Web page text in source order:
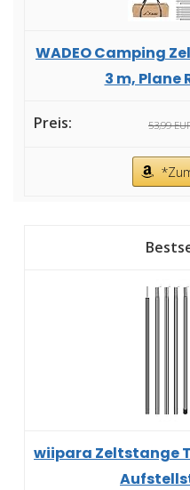
WADEO Camping
3 m, Plane
53,99
wiipara Zeltstange